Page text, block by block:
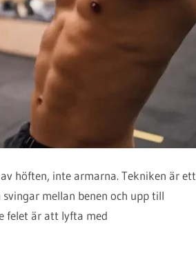
höften, inte armarna. Tekniken är ett
mellan benen och upp till
felet är att lyfta med